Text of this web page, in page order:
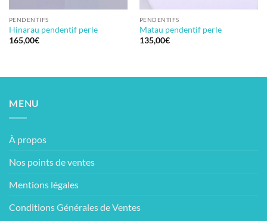
PENDENTIFS
Hinarau pendentif perle
165,00€
PENDENTIFS
Matau pendentif perle
135,00€
MENU
À propos
Nos points de ventes
Mentions légales
Conditions Générales de Ventes